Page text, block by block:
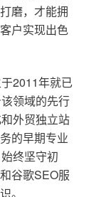
磨，才能拥
户实现出色
2011年就已
领域的先行
外贸独立站
的早期专业
终坚守初
谷歌SEO服
。